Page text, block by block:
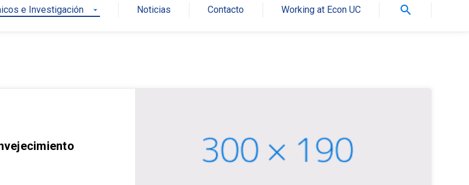
e Investigación arrow_drop_down Noticias Contacto Working at Econ UC search